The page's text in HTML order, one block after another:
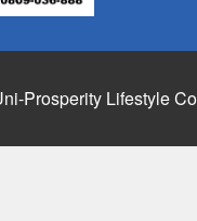
Prosperity Lifestyle